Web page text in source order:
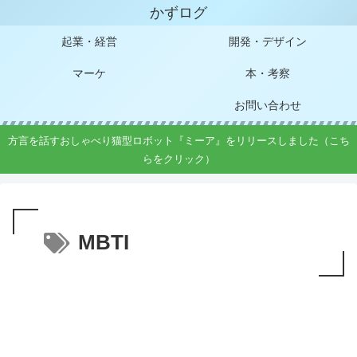
かずログ
起業・経営 開発・デザイン
マーケ 本・考察
お問い合わせ
方言を話すおしゃべり猫型ロボット『ミーア』をリリースしました（こち
らをクリック）
MBTI